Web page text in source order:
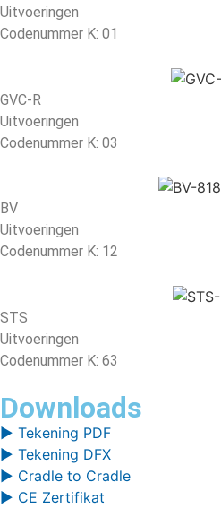
Uitvoeringen
Codenummer K: 01
GVC-R
Uitvoeringen
Codenummer K: 03
BV
Uitvoeringen
Codenummer K: 12
STS
Uitvoeringen
Codenummer K: 63
Downloads
▶ Tekening PDF
▶ Tekening DFX
▶ Cradle to Cradle
▶ CE Zertifikat